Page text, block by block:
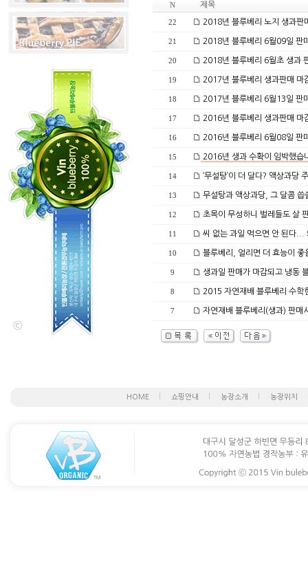
N 제목
22 2018년 블루베리 노지 생과판
21 2018년 블루베리 6월09일 판
20 2018년 블루베리 6월초 생과
19 2017년 블루베리 생과판매 마
18 2017년 블루베리 6월13일 판
17 2016년 블루베리 생과판매 마
16 2016년 블루베리 6월08일 판
15 2016년 생과 수확이 임박했습
14 ‘무설탕’이 더 달다? 액상과당
13 무설탕과 액상과당, 그 달콤 씁
12 초목이 무성하니 벌레들도 살
11 씨 없는 과일 먹으면 안 된다...
10 블루베리, 얼리면 더 효능이 좋
9 생과일 판매가 마감되고 냉동
8 2015 자연재배 블루베리 수학
7 자연재배 블루베리(생과) 판매
HOME 쇼핑안내 농장소개 농장위치